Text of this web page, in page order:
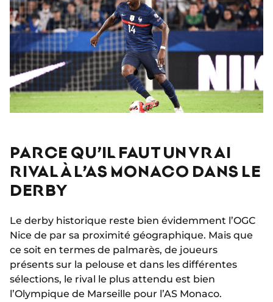
PARCE QU’IL FAUT UN VRAI
RIVAL À L’AS MONACO DANS LE
DERBY
Le derby historique reste bien évidemment l’OGC
Nice de par sa proximité géographique. Mais que
ce soit en termes de palmarès, de joueurs
présents sur la pelouse et dans les différentes
sélections, le rival le plus attendu est bien
l’Olympique de Marseille pour l’AS Monaco.